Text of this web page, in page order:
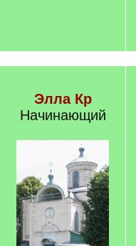
Элла Кр
Начинающий